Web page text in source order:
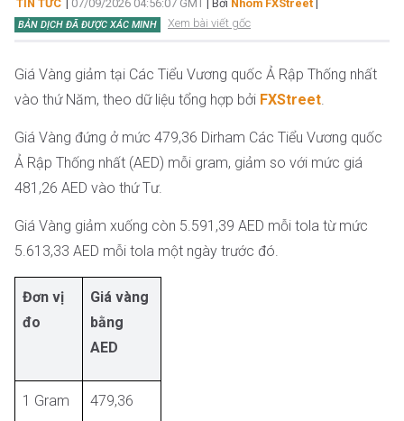
TIN TỨC | 07/09/2026 04:56:07 GMT | Bởi Nhóm FXStreet |
BẢN DỊCH ĐÃ ĐƯỢC XÁC MINH Xem bài viết gốc
Giá Vàng giảm tại Các Tiểu Vương quốc Ả Rập Thống nhất
vào thứ Năm, theo dữ liệu tổng hợp bởi FXStreet.
Giá Vàng đứng ở mức 479,36 Dirham Các Tiểu Vương quốc
Ả Rập Thống nhất (AED) mỗi gram, giảm so với mức giá
481,26 AED vào thứ Tư.
Giá Vàng giảm xuống còn 5.591,39 AED mỗi tola từ mức
5.613,33 AED mỗi tola một ngày trước đó.
Đơn vị
đo
Giá vàng
bằng
AED
1 Gram 479,36